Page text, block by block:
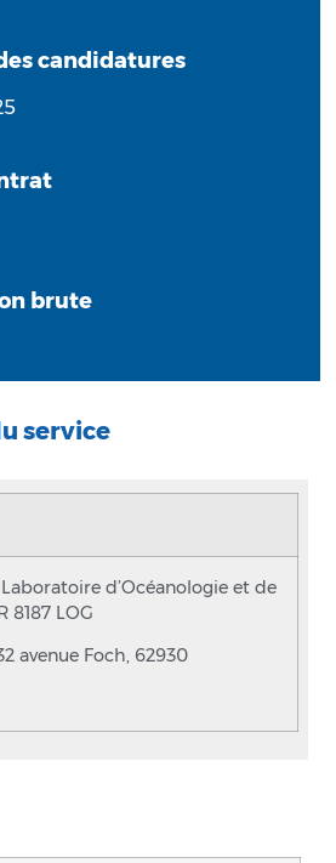
candidatures
brute
service
Laboratoire d’Océanologie et de
8187 LOG
avenue Foch, 62930